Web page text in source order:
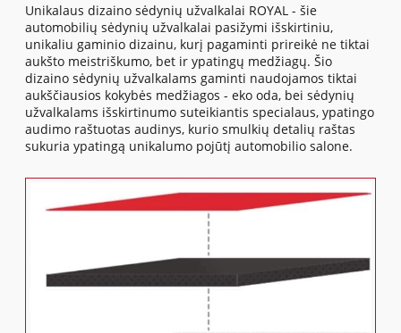
Unikalaus dizaino sėdynių užvalkalai ROYAL - šie
automobilių sėdynių užvalkalai pasižymi išskirtiniu,
unikaliu gaminio dizainu, kurį pagaminti prireikė ne tiktai
aukšto meistriškumo, bet ir ypatingų medžiagų. Šio
dizaino sėdynių užvalkalams gaminti naudojamos tiktai
aukščiausios kokybės medžiagos - eko oda, bei sėdynių
užvalkalams išskirtinumo suteikiantis specialaus, ypatingo
audimo raštuotas audinys, kurio smulkių detalių raštas
sukuria ypatingą unikalumo pojūtį automobilio salone.